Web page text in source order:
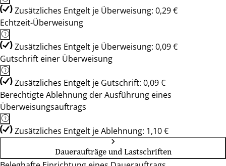
Zusätzliches Entgelt je Überweisung: 0,29 €
Echtzeit-Überweisung
Zusätzliches Entgelt je Überweisung: 0,09 €
Gutschrift einer Überweisung
Zusätzliches Entgelt je Gutschrift: 0,09 €
Berechtigte Ablehnung der Ausführung eines
Überweisungsauftrags
Zusätzliches Entgelt je Ablehnung: 1,10 €
Daueraufträge und Lastschriften